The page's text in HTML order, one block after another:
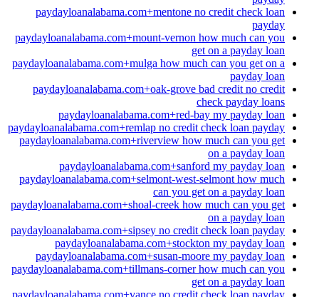
paydayloanalabama.com+mentone no credit check loan
payday
paydayloanalabama.com+mount-vernon how much can you
get on a payday loan
paydayloanalabama.com+mulga how much can you get on a
payday loan
paydayloanalabama.com+oak-grove bad credit no credit
check payday loans
paydayloanalabama.com+red-bay my payday loan
paydayloanalabama.com+remlap no credit check loan payday
paydayloanalabama.com+riverview how much can you get
on a payday loan
paydayloanalabama.com+sanford my payday loan
paydayloanalabama.com+selmont-west-selmont how much
can you get on a payday loan
paydayloanalabama.com+shoal-creek how much can you get
on a payday loan
paydayloanalabama.com+sipsey no credit check loan payday
paydayloanalabama.com+stockton my payday loan
paydayloanalabama.com+susan-moore my payday loan
paydayloanalabama.com+tillmans-corner how much can you
get on a payday loan